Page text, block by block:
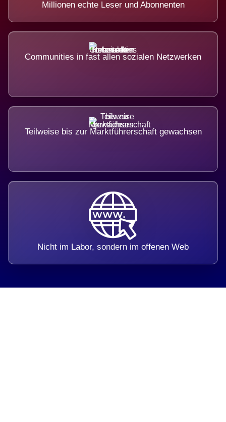
Millionen echte Leser und Abonnenten
Communities in fast allen sozialen Netzwerken
Teilweise bis zur Marktführerschaft gewachsen
Nicht im Labor, sondern im offenen Web